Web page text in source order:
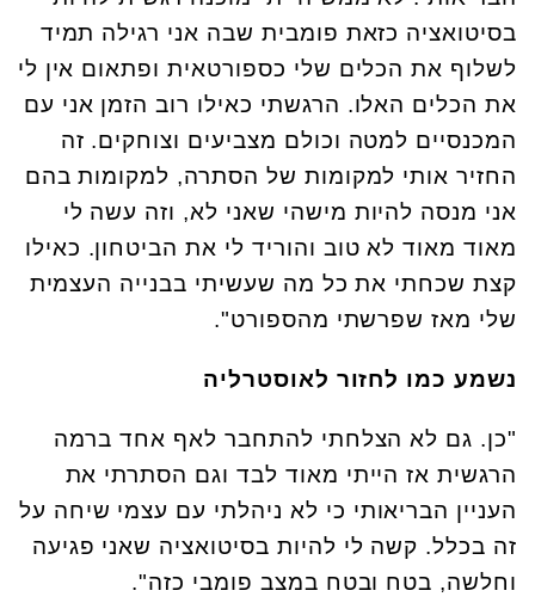
בסיטואציה כזאת פומבית שבה אני רגילה תמיד
לשלוף את הכלים שלי כספורטאית ופתאום אין לי
את הכלים האלו. הרגשתי כאילו רוב הזמן אני עם
המכנסיים למטה וכולם מצביעים וצוחקים. זה
החזיר אותי למקומות של הסתרה, למקומות בהם
אני מנסה להיות מישהי שאני לא, וזה עשה לי
מאוד מאוד לא טוב והוריד לי את הביטחון. כאילו
קצת שכחתי את כל מה שעשיתי בבנייה העצמית
שלי מאז שפרשתי מהספורט".
נשמע כמו לחזור לאוסטרליה
"כן. גם לא הצלחתי להתחבר לאף אחד ברמה
הרגשית אז הייתי מאוד לבד וגם הסתרתי את
העניין הבריאותי כי לא ניהלתי עם עצמי שיחה על
זה בכלל. קשה לי להיות בסיטואציה שאני פגיעה
וחלשה, בטח ובטח במצב פומבי כזה".